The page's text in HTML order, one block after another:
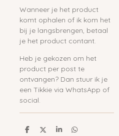
Wanneer je het product
komt ophalen of ik kom het
bij je langsbrengen, betaal
je het product contant.
Heb je gekozen om het
product per post te
ontvangen? Dan stuur ik je
een Tikkie via WhatsApp of
social.
D
D
S
D